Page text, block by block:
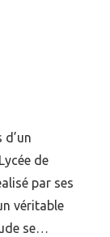
de
par ses
véritable
se…